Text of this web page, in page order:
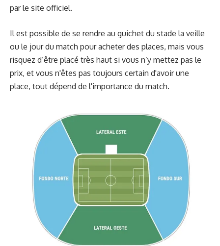
par le site officiel.
Il est possible de se rendre au guichet du stade la veille
ou le jour du match pour acheter des places, mais vous
risquez d’être placé très haut si vous n’y mettez pas le
prix, et vous n'êtes pas toujours certain d'avoir une
place, tout dépend de l'importance du match.